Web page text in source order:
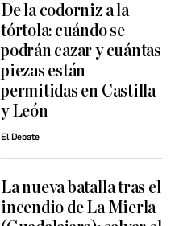
De la codorniz a la
tórtola: cuándo se
podrán cazar y cuántas
piezas están
permitidas en Castilla
y León
El Debate
La nueva batalla tras el
incendio de La Mierla